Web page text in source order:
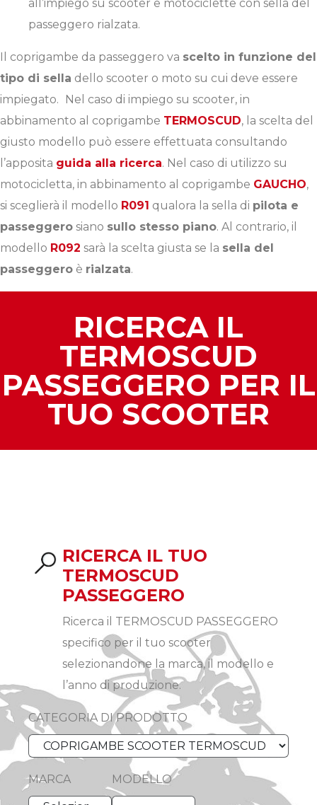
all’impiego su scooter e motociclette con sella del
passeggero rialzata.
Il coprigambe da passeggero va scelto in funzione del
tipo di sella dello scooter o moto su cui deve essere
impiegato.
Nel caso di impiego su scooter, in
abbinamento al coprigambe TERMOSCUD, la scelta del
giusto modello può essere effettuata consultando
l’apposita guida alla ricerca. Nel caso di utilizzo su
motocicletta, in abbinamento al coprigambe GAUCHO,
si sceglierà il modello R091 qualora la sella di pilota e
passeggero siano sullo stesso piano. Al contrario, il
modello R092 sarà la scelta giusta se la sella del
passeggero è rialzata.
RICERCA IL
TERMOSCUD
PASSEGGERO PER IL
TUO SCOOTER
RICERCA IL TUO
TERMOSCUD
PASSEGGERO
Ricerca il TERMOSCUD PASSEGGERO
specifico per il tuo scooter
selezionandone la marca, il modello e
l’anno di produzione.
CATEGORIA DI PRODOTTO
MARCA MODELLO